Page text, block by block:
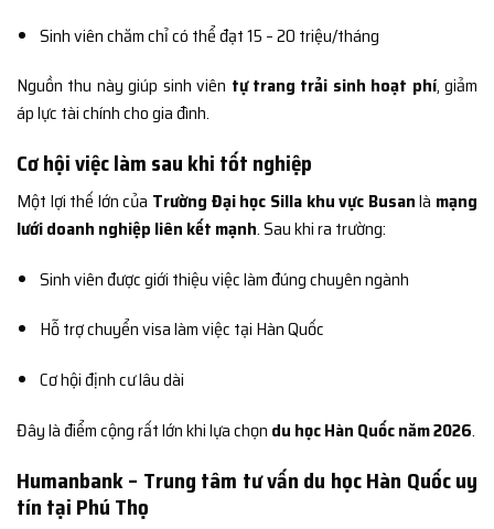
Sinh viên chăm chỉ có thể đạt 15 – 20 triệu/tháng
Nguồn thu này giúp sinh viên tự trang trải sinh hoạt phí, giảm
áp lực tài chính cho gia đình.
Cơ hội việc làm sau khi tốt nghiệp
Một lợi thế lớn của Trường Đại học Silla khu vực Busanlà mạng
lưới doanh nghiệp liên kết mạnh. Sau khi ra trường:
Sinh viên được giới thiệu việc làm đúng chuyên ngành
Hỗ trợ chuyển visa làm việc tại Hàn Quốc
Cơ hội định cư lâu dài
Đây là điểm cộng rất lớn khi lựa chọn du học Hàn Quốc năm 2026.
Humanbank – Trung tâm tư vấn du học Hàn Quốc uy
tín tại Phú Thọ